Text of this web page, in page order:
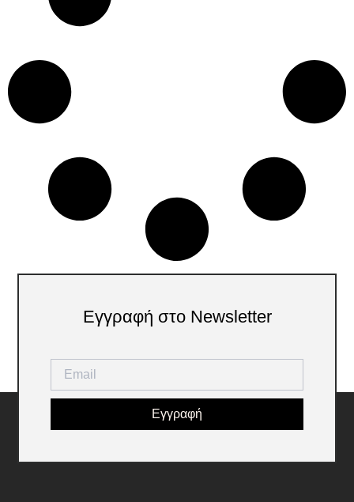
Εγγραφή στο Newsletter
Εγγραφή